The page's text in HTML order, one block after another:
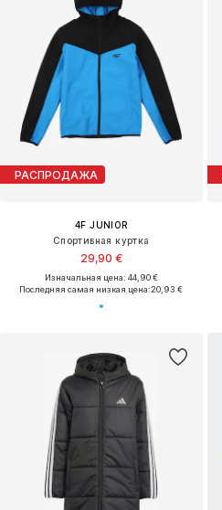
РАСПРОДАЖА
4F JUNIOR
Спортивная куртка
29,90 €
Изначальная цена: 44,90 €
Последняя самая низкая цена:20,93 €